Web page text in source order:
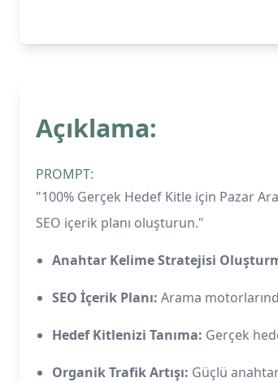
Açıklama:
PROMPT:
"100% Gerçek Hedef Kitle için Pazar
SEO içerik planı oluşturun."
Anahtar Kelime Stratejisi
SEO İçerik Planı: Arama
Hedef Kitlenizi Tanıma: Gerçek
Organik Trafik Artışı: Güçlü